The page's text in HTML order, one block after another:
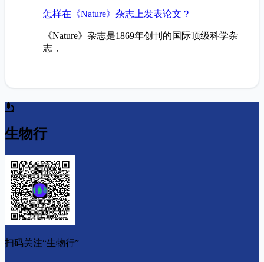
研究热点
相关文章
神经科学研究中常用的科学术语简
本研究揭示了5-HT及其代谢产物在神经调控中的